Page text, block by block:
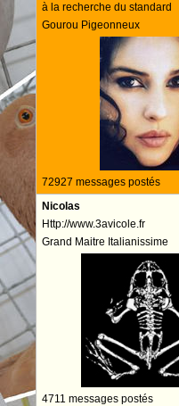
à la recherche du standard
Gourou Pigeonneux
72927 messages postés
Nicolas
Http://www.3avicole.fr
Grand Maitre Italianissime
4711 messages postés